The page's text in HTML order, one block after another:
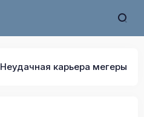
Неудачная карьера мегеры